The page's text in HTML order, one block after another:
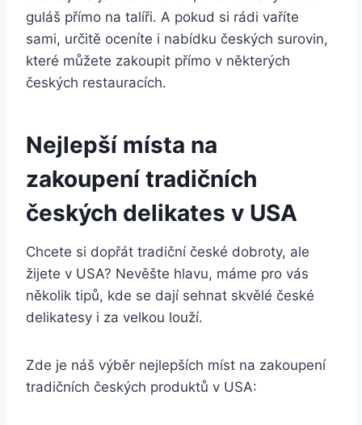
guláš přímo na talíři. A pokud si rádi vaříte
sami, určitě oceníte i nabídku českých surovin,
které můžete zakoupit přímo v některých
českých restauracích.
Nejlepší místa na
zakoupení tradičních
českých delikates v USA
Chcete si dopřát tradiční české dobroty, ale
žijete v USA? Nevěšte hlavu, máme pro vás
několik tipů, kde se dají sehnat skvělé české
delikatesy i za velkou louží.
Zde je náš výběr nejlepších míst na zakoupení
tradičních českých produktů v USA: